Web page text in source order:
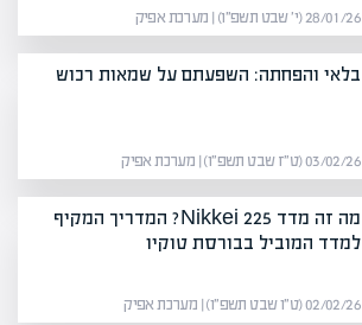
28/01/26 (י׳ שבט תשפ״ו) | מערכת אפיק
בלאי והפחתה: השפעתם על שמאות רכוש
03/02/26 (ט״ז שבט תשפ״ו) | מערכת אפיק
מה זה מדד Nikkei 225? המדריך המקיף
למדד המוביל בבורסת טוקיו
02/02/26 (ט״ו שבט תשפ״ו) | מערכת אפיק